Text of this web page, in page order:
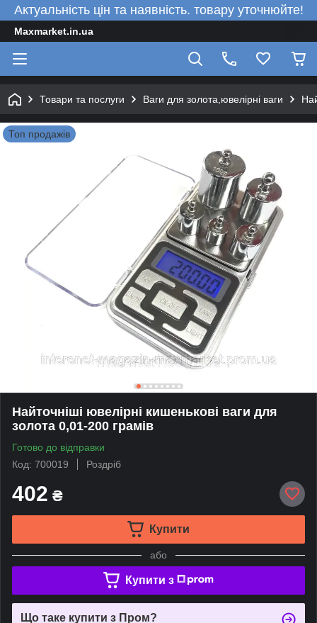
Актуальність цін та наявність. товару уточнюйте!
Maxmarket.in.ua
Товари та послуги Ваги для золота,ювелірні ваги
Топ продажів
Найточніші ювелірні кишенькові ваги для
золота 0,01-200 грамів
Готово до відправки
Код: 700019
Роздріб
402 ₴
Купити
або
Купити з
Що таке купити з Пром?